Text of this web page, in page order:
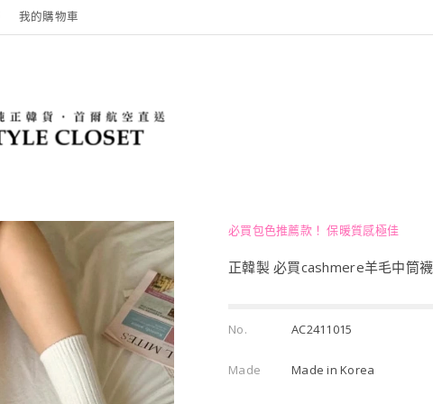
我的購物車
必買包色推薦款！ 保暖質感極佳
正韓製 必買cashmere羊毛中筒
No. AC2411015
Made Made in Korea